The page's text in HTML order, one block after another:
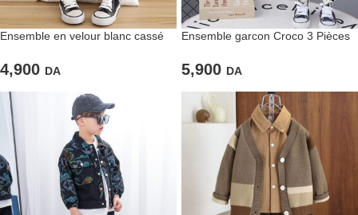
Ensemble en velour blanc cassé
broderies « Oursons »
4,900 DA
Ensemble garcon Croco 3 Pièces
5,900 DA